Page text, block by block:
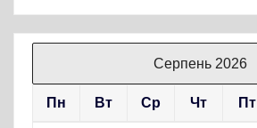
Серпень 2026
Пн Вт Ср Чт Пт